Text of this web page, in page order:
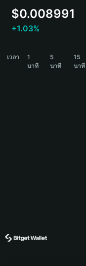
Español
Português (Brasil)
$0.008991
+1.03%
เวลา
1
นาที
5
นาที
15
นาที